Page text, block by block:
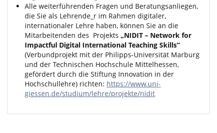
Alle weiterführenden Fragen und Beratungsanliegen,
die Sie als Lehrende_r im Rahmen digitaler,
internationaler Lehre haben, können Sie an die
Mitarbeitenden des Projekts „NIDIT – Network for
Impactful Digital International Teaching Skills“
(Verbundprojekt mit der Philipps-Universität Marburg
und der Technischen Hochschule Mittelhessen,
gefördert durch die Stiftung Innovation in der
Hochschullehre) richten: https://www.uni-
giessen.de/studium/lehre/projekte/nidit